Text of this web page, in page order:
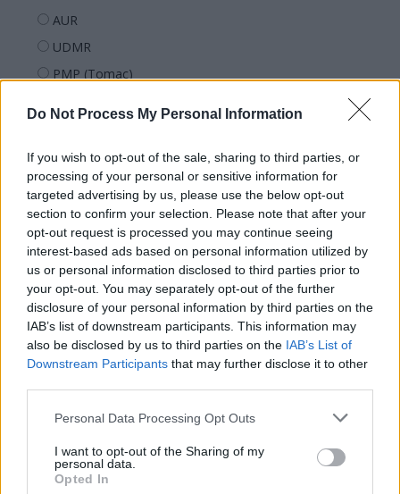
Do Not Process My Personal Information
If you wish to opt-out of the sale, sharing to third parties, or
processing of your personal or sensitive information for
targeted advertising by us, please use the below opt-out
section to confirm your selection. Please note that after your
opt-out request is processed you may continue seeing
interest-based ads based on personal information utilized by
us or personal information disclosed to third parties prior to
your opt-out. You may separately opt-out of the further
disclosure of your personal information by third parties on the
IAB’s list of downstream participants. This information may
also be disclosed by us to third parties on the IAB’s List of
Downstream Participants that may further disclose it to other
Personal Data Processing Opt Outs
I want to opt-out of the Sharing of my
personal data.
Opted In
AUR
UDMR
PMP (Tomac)
REPER
SENS
SOS (Șoșoacă)
POT (Gavrilă)
PACE (Peia)
Acțiunea Conservatoare (Târziu)
PDF (Lazarus)
PUSL (D. Voiculescu)
PNȚCD (Pavelescu)
PNCR (Terheș)
Partidul Patrioților (Surugiu)
FAR (Coarnă)
România pe Primul Loc (Ponta)